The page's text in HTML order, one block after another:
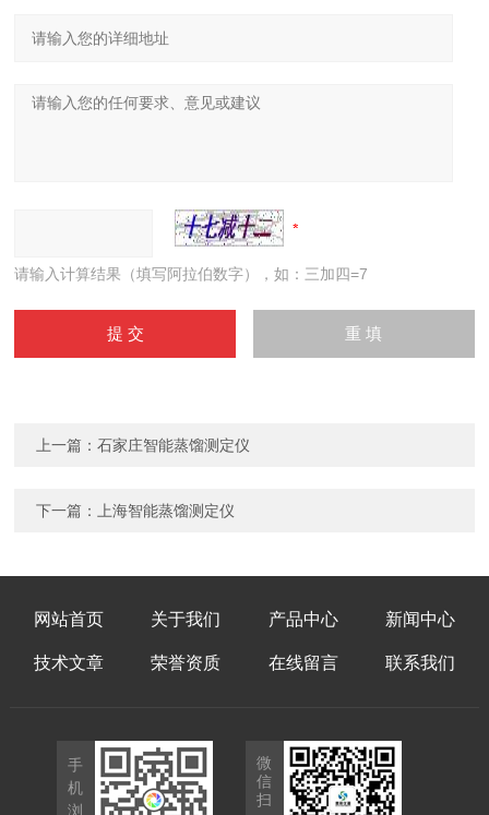
请输入计算结果（填写阿拉伯数字），如：三加四=7
上一篇：石家庄智能蒸馏测定仪
下一篇： 上海智能蒸馏测定仪
网站首页 关于我们 产品中心 新闻中心
技术文章 荣誉资质 在线留言 联系我们
手
机
浏
微
信
扫